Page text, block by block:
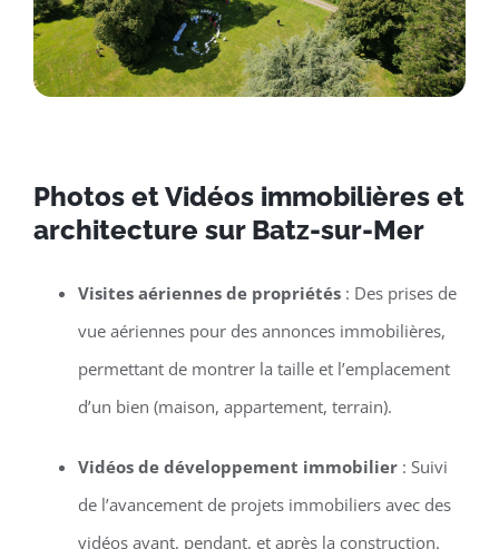
Photos et Vidéos immobilières et
architecture sur Batz-sur-Mer
Visites aériennes de propriétés: Des prises de
vue aériennes pour des annonces immobilières,
permettant de montrer la taille et l’emplacement
d’un bien (maison, appartement, terrain).
Vidéos de développement immobilier: Suivi
de l’avancement de projets immobiliers avec des
vidéos avant, pendant, et après la construction.